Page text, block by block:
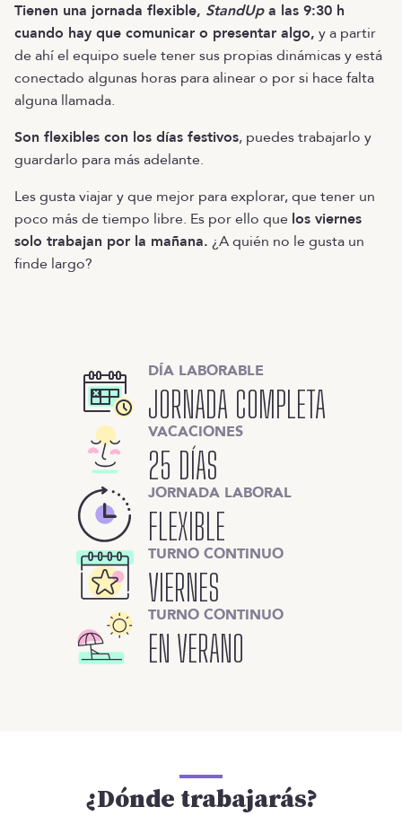
Tienen una jornada flexible, StandUpa las 9:30 h
cuando hay que comunicar o presentar algo, y a partir
de ahí el equipo suele tener sus propias dinámicas y está
conectado algunas horas para alinear o por si hace falta
alguna llamada.
Son flexibles con los días festivos, puedes trabajarlo y
guardarlo para más adelante.
Les gusta viajar y que mejor para explorar, que tener un
poco más de tiempo libre. Es por ello que los viernes
solo trabajan por la mañana. ¿A quién no le gusta un
finde largo?
DÍA LABORABLE
JORNADA COMPLETA
VACACIONES
25 DÍAS
JORNADA LABORAL
FLEXIBLE
TURNO CONTINUO
VIERNES
TURNO CONTINUO
EN VERANO
¿Dónde trabajarás?